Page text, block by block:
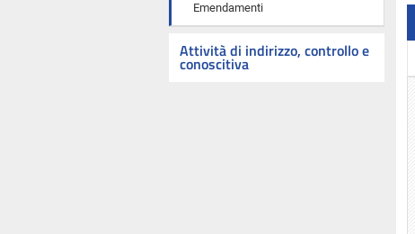
Emendamenti
Attività di indirizzo, controllo e
conoscitiva